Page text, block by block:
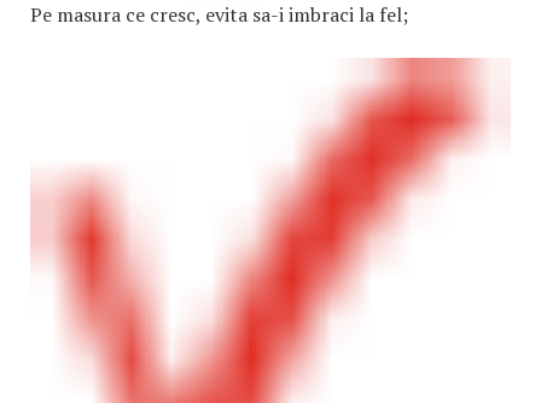
Pe masura ce cresc, evita sa-i imbraci la fel;